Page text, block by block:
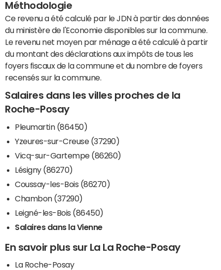
Méthodologie
Ce revenu a été calculé par le JDN à partir des données
du ministère de l'Economie disponibles sur la commune.
Le revenu net moyen par ménage a été calculé à partir
du montant des déclarations aux impôts de tous les
foyers fiscaux de la commune et du nombre de foyers
recensés sur la commune.
Salaires dans les villes proches de la
Roche-Posay
Pleumartin (86450)
Yzeures-sur-Creuse (37290)
Vicq-sur-Gartempe (86260)
Lésigny (86270)
Coussay-les-Bois (86270)
Chambon (37290)
Leigné-les-Bois (86450)
Salaires dans la Vienne
En savoir plus sur La La Roche-Posay
La Roche-Posay